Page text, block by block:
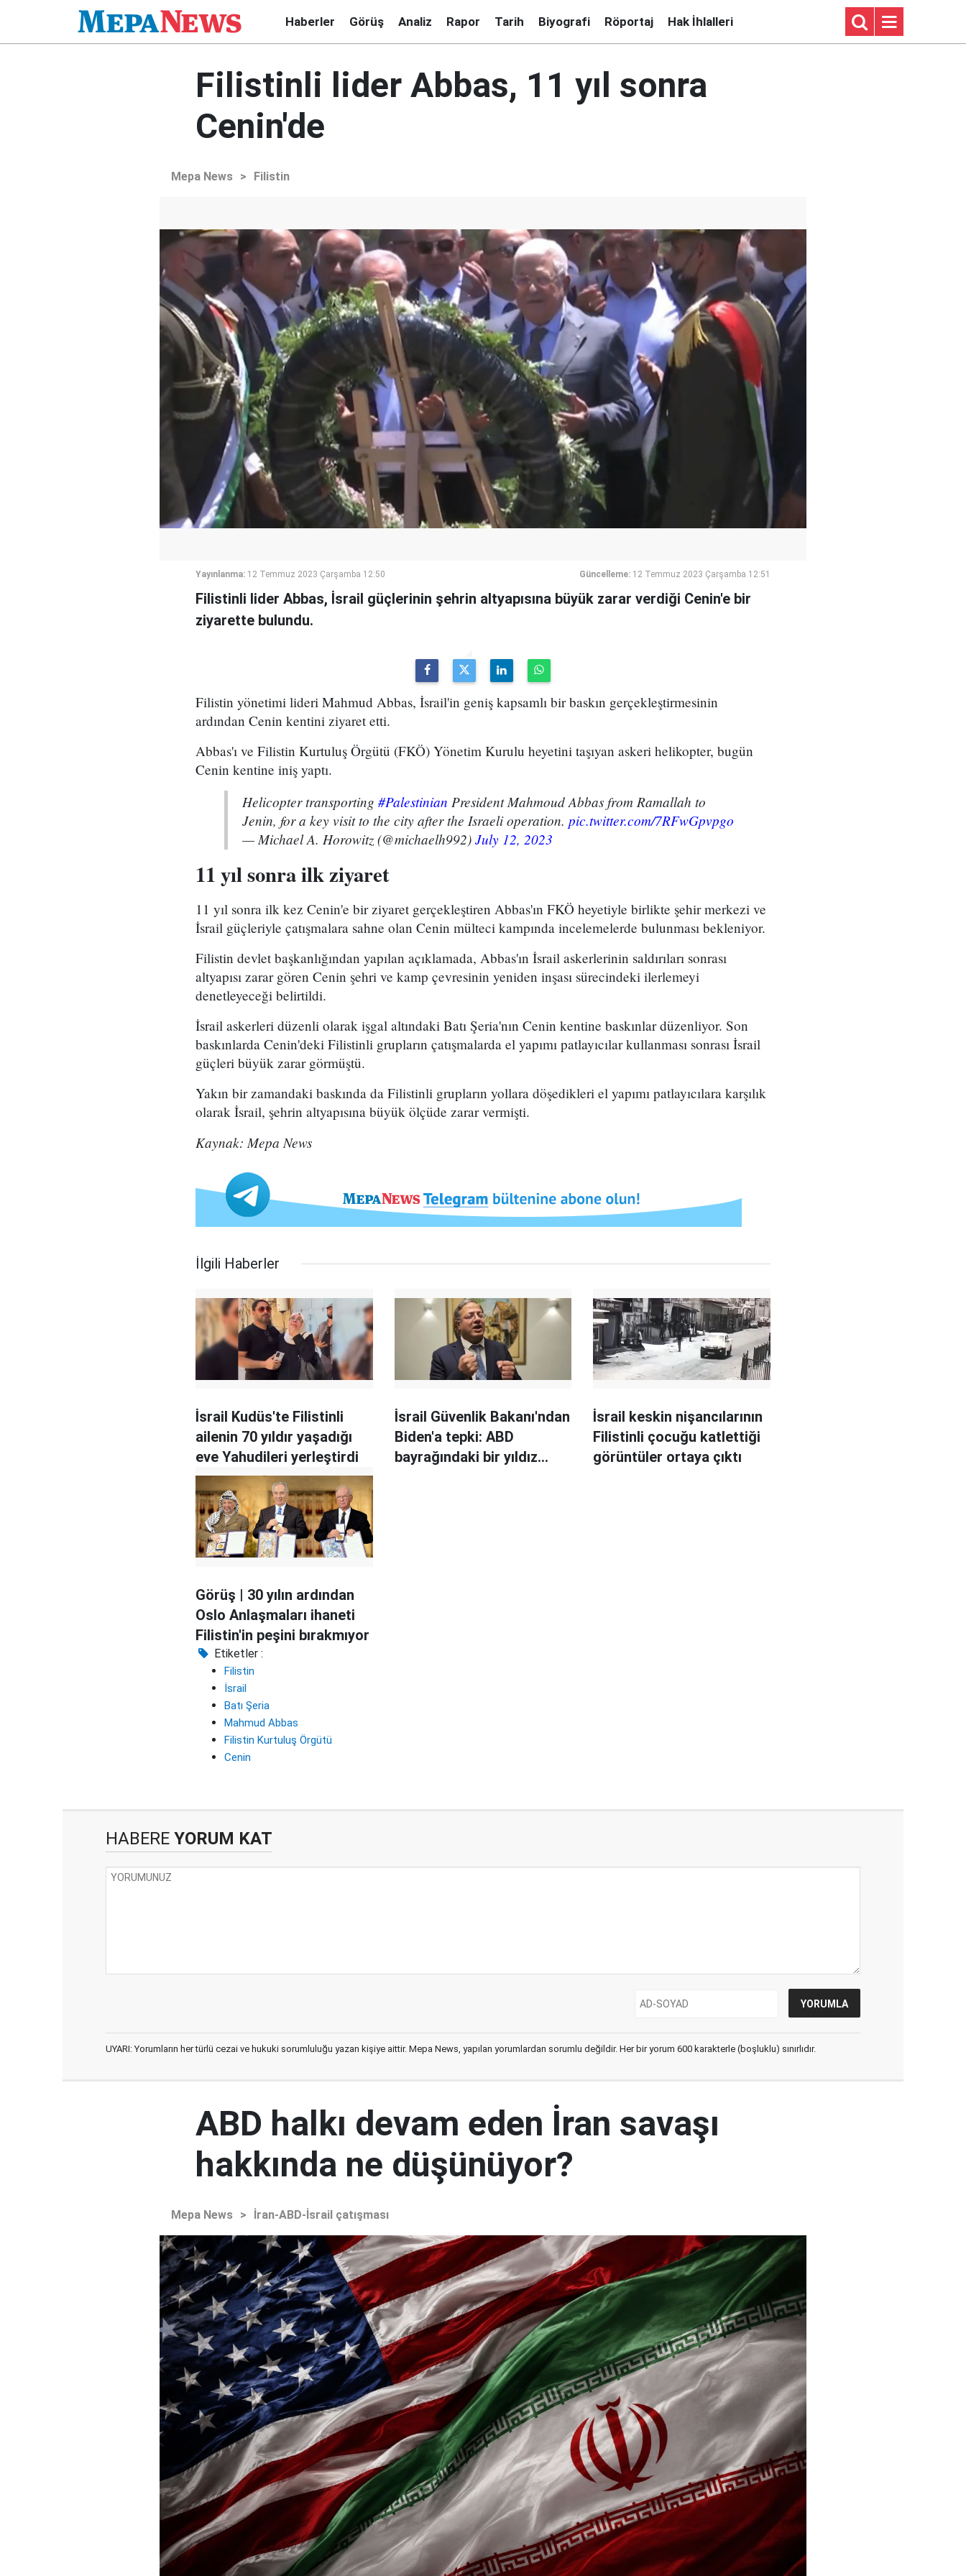
Haberler Görüş Analiz Rapor Tarih Biyografi Röportaj Hak İhlalleri
Filistinli lider Abbas, 11 yıl sonra
Cenin'de
Mepa News > Filistin
Yayınlanma: 12 Temmuz 2023 Çarşamba 12:50 Güncelleme: 12 Temmuz 2023 Çarşamba 12:51
Filistinli lider Abbas, İsrail güçlerinin şehrin altyapısına büyük zarar verdiği Cenin'e bir
ziyarette bulundu.
Filistin yönetimi lideri Mahmud Abbas, İsrail'in geniş kapsamlı bir baskın gerçekleştirmesinin
ardından Cenin kentini ziyaret etti.
Abbas'ı ve Filistin Kurtuluş Örgütü (FKÖ) Yönetim Kurulu heyetini taşıyan askeri helikopter, bugün
Cenin kentine iniş yaptı.
Helicopter transporting #Palestinian President Mahmoud Abbas from Ramallah to
Jenin, for a key visit to the city after the Israeli operation. pic.twitter.com/7RFwGpvpgo
— Michael A. Horowitz (@michaelh992)July 12, 2023
11 yıl sonra ilk ziyaret
11 yıl sonra ilk kez Cenin'e bir ziyaret gerçekleştiren Abbas'ın FKÖ heyetiyle birlikte şehir merkezi ve
İsrail güçleriyle çatışmalara sahne olan Cenin mülteci kampında incelemelerde bulunması bekleniyor.
Filistin devlet başkanlığından yapılan açıklamada, Abbas'ın İsrail askerlerinin saldırıları sonrası
altyapısı zarar gören Cenin şehri ve kamp çevresinin yeniden inşası sürecindeki ilerlemeyi
denetleyeceği belirtildi.
İsrail askerleri düzenli olarak işgal altındaki Batı Şeria'nın Cenin kentine baskınlar düzenliyor. Son
baskınlarda Cenin'deki Filistinli grupların çatışmalarda el yapımı patlayıcılar kullanması sonrası İsrail
güçleri büyük zarar görmüştü.
Yakın bir zamandaki baskında da Filistinli grupların yollara döşedikleri el yapımı patlayıcılara karşılık
olarak İsrail, şehrin altyapısına büyük ölçüde zarar vermişti.
Kaynak: Mepa News
İlgili Haberler
İsrail Kudüs'te Filistinli
ailenin 70 yıldır yaşadığı
eve Yahudileri yerleştirdi
İsrail Güvenlik Bakanı'ndan
Biden'a tepki: ABD
bayrağındaki bir yıldız
İsrail keskin nişancılarının
Filistinli çocuğu katlettiği
görüntüler ortaya çıktı
Görüş | 30 yılın ardından
Oslo Anlaşmaları ihaneti
Filistin'in peşini bırakmıyor
Etiketler :
Filistin
İsrail
Batı Şeria
Mahmud Abbas
Filistin Kurtuluş Örgütü
Cenin
HABERE YORUM KAT
UYARI: Yorumların her türlü cezai ve hukuki sorumluluğu yazan kişiye aittir. Mepa News, yapılan yorumlardan sorumlu değildir. Her bir yorum 600 karakterle (boşluklu) sınırlıdır.
ABD halkı devam eden İran savaşı
hakkında ne düşünüyor?
Mepa News > İran-ABD-İsrail çatışması